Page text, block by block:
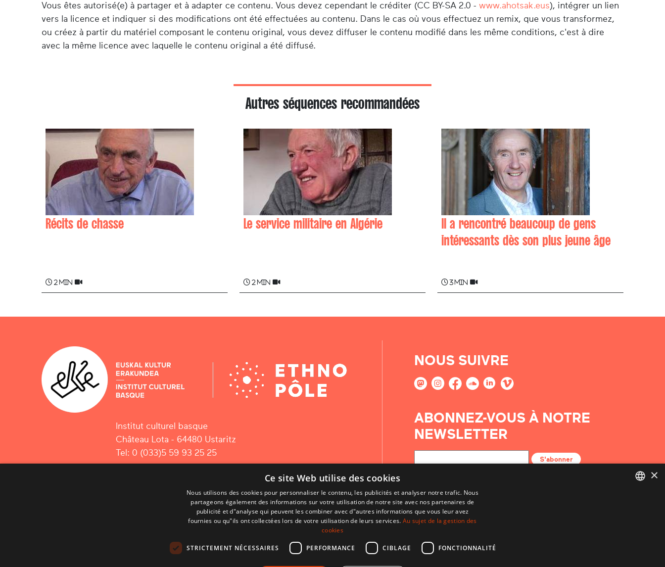
Vous êtes autorisé(e) à partager et à adapter ce contenu. Vous devez cependant le créditer (CC BY-SA 2.0 - www.ahotsak.eus), intégrer un lien
vers la licence et indiquer si des modifications ont été effectuées au contenu. Dans le cas où vous effectuez un remix, que vous transformez,
ou créez à partir du matériel composant le contenu original, vous devez diffuser le contenu modifié dans les même conditions, c'est à dire
avec la même licence avec laquelle le contenu original a été diffusé.
Autres séquences recommandées
Récits de chasse
2 min
Le service militaire en Algérie
2 min
Il a rencontré beaucoup de gens
intéressants dès son plus jeune âge
3 min
Institut culturel basque
Château Lota - 64480 Ustaritz
Tel: 0 (033)5 59 93 25 25
NOUS SUIVRE
ABONNEZ-VOUS À NOTRE
NEWSLETTER
S'abonner
×
Ce site Web utilise des cookies
Nous utilisons des cookies pour personnaliser le contenu, les publicités et analyser notre trafic. Nous
partageons également des informations sur votre utilisation de notre site avec nos partenaires de
publicité et d"analyse qui peuvent les combiner avec d"autres informations que vous leur avez
fournies ou qu"ils ont collectées lors de votre utilisation de leurs services. Au sujet de la gestion des
cookies
STRICTEMENT NÉCESSAIRES PERFORMANCE CIBLAGE FONCTIONNALITÉ